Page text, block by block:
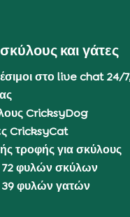
και γάτες
στο live chat 24/
CricksyDog
CricksyCat
τροφής για σκύλους
φυλών σκύλων
φυλών γατών